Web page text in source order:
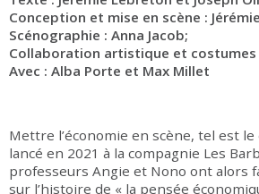
Conception et mise en scène :
Scénographie : Anna Jacob;
Collaboration artistique et costumes
Avec : Alba Porte et Max Millet
Mettre l’économie en scène, tel est le
lancé en 2021 à la compagnie Les
professeurs Angie et Nono ont alors
sur l’histoire de « la pensée